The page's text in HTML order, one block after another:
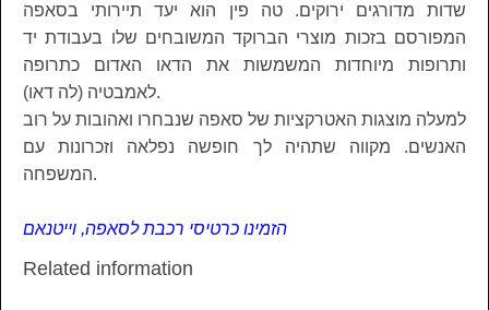
שדות מדורגים ירוקים. טה פין הוא יעד תיירותי בסאפה
המפורסם בזכות מוצרי הברוקד המשובחים שלו בעבודת יד
ותרופות מיוחדות המשמשות את הדאו האדום כתרופה
לאמבטיה (לה דאו).
למעלה מוצגות האטרקציות של סאפה שנבחרו ואהובות על רוב
האנשים. מקווה שתהיה לך חופשה נפלאה וזכרונות עם
המשפחה.
הזמינו כרטיסי רכבת לסאפה, וייטנאם
Related information